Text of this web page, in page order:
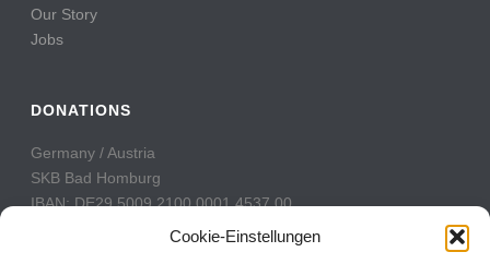
Cookie-Einstellungen
Our Story
Jobs
DONATIONS
Germany / Austria
SKB Bad Homburg
IBAN: DE29 5009 2100 0001 4537 00
BIC: GENODE51BH2